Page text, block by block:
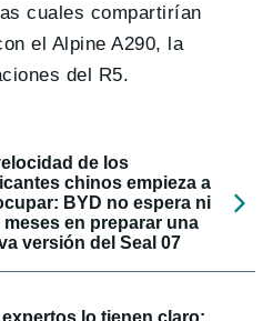
cuales compartirían
el Alpine A290, la
del R5.
de los
chinos empieza a
BYD no espera ni
meses en preparar una
versión del Seal 07
expertos lo tienen claro: